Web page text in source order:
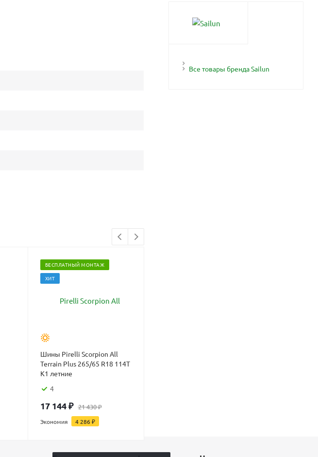
БЕСПЛАТНЫЙ МОНТАЖ
ХИТ
Шины Pirelli Scorpion All
Terrain Plus 265/65 R18 114T
K1 летние
4
17 144₽ 21 430₽
Экономия 4 286₽
Все товары бренда Sailun